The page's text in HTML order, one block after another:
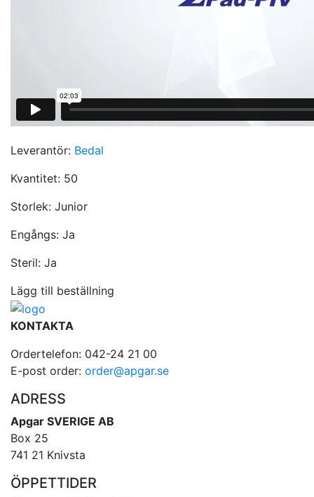
Leverantör: Bedal
Kvantitet: 50
Storlek: Junior
Engångs: Ja
Steril: Ja
Lägg till beställning
KONTAKTA
Ordertelefon: 042-24 21 00
E-post order: order@apgar.se
ADRESS
Apgar SVERIGE AB
Box 25
741 21 Knivsta
ÖPPETTIDER